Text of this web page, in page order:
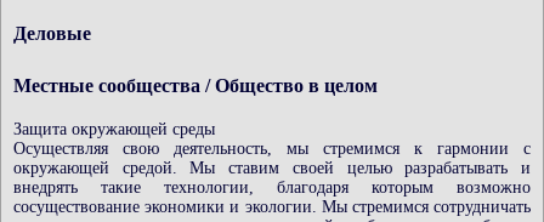
Деловые
Местные сообщества / Общество в целом
Защита окружающей среды
Осуществляя свою деятельность, мы стремимся к гармонии с
окружающей средой. Мы ставим своей целью разрабатывать и
внедрять такие технологии, благодаря которым возможно
сосуществование экономики и экологии. Мы стремимся сотрудничать